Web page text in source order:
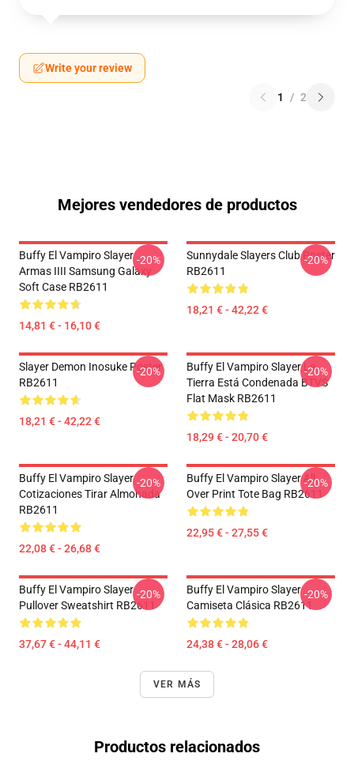
Write your review
1 / 2
Mejores vendedores de productos
Buffy El Vampiro Slayer
Armas IIII Samsung Galaxy
Soft Case RB2611
14,81 € - 16,10 €
-20%
Sunnydale Slayers Club Poster
RB2611
18,21 € - 42,22 €
-20%
Slayer Demon Inosuke Poster
RB2611
18,21 € - 42,22 €
-20%
Buffy El Vampiro Slayer La
Tierra Está Condenada BTVS
Flat Mask RB2611
18,29 € - 20,70 €
-20%
Buffy El Vampiro Slayer
Cotizaciones Tirar Almohada
RB2611
22,08 € - 26,68 €
-20%
Buffy El Vampiro Slayer All
Over Print Tote Bag RB2611
22,95 € - 27,55 €
-20%
Buffy El Vampiro Slayer
Pullover Sweatshirt RB2611
37,67 € - 44,11 €
-20%
Buffy El Vampiro Slayer
Camiseta Clásica RB2611
24,38 € - 28,06 €
-20%
VER MÁS
Productos relacionados